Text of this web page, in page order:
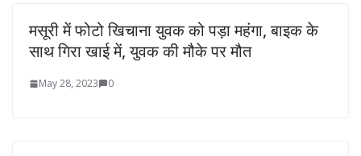
मसूरी में फोटो खिचाना युवक को पड़ा महंगा, बाइक के
साथ गिरा खाई में, युवक की मौके पर मौत
May 28, 2023 0